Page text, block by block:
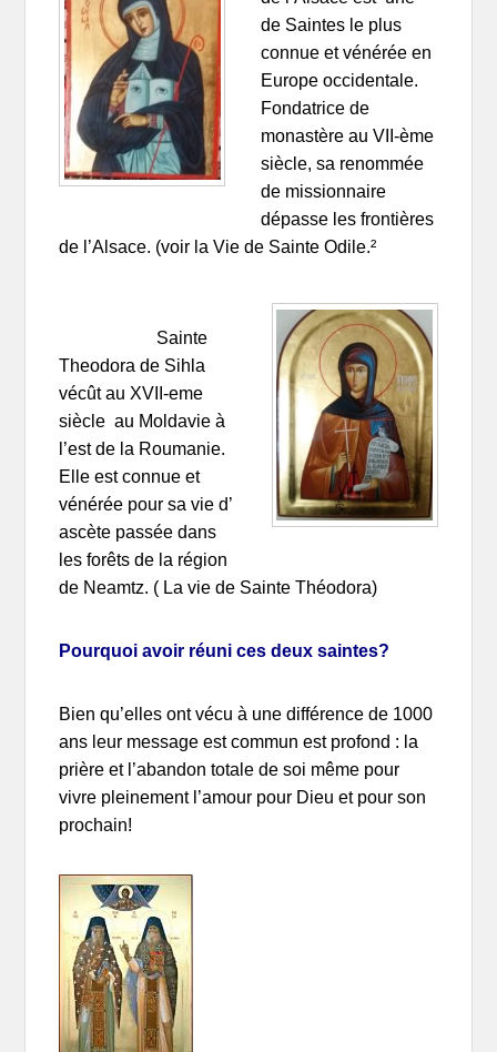
de Saintes le plus
connue et vénérée en
Europe occidentale.
Fondatrice de
monastère au VII-ème
siècle, sa renommée
de missionnaire
dépasse les frontières
de l’Alsace. (voir la Vie de Sainte Odile.²
Sainte
Theodora de Sihla
vécût au XVII-eme
siècle au Moldavie à
l’est de la Roumanie.
Elle est connue et
vénérée pour sa vie d’
ascète passée dans
les forêts de la région
de Neamtz. ( La vie de Sainte Théodora)
Pourquoi avoir réuni ces deux saintes?
Bien qu’elles ont vécu à une différence de 1000
ans leur message est commun est profond : la
prière et l’abandon totale de soi même pour
vivre pleinement l’amour pour Dieu et pour son
prochain!